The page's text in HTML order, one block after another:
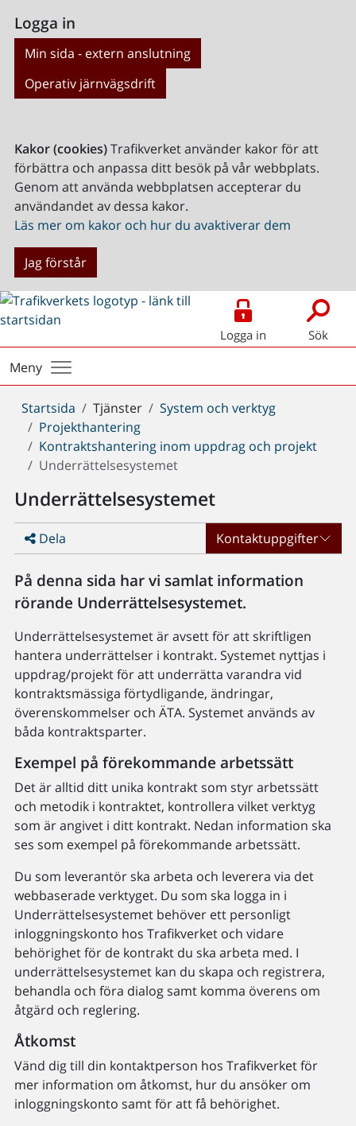
Logga in
Min sida - extern anslutning
Operativ järnvägsdrift
Kakor (cookies)Trafikverket använder kakor för att
förbättra och anpassa ditt besök på vår webbplats.
Genom att använda webbplatsen accepterar du
användandet av dessa kakor.
Läs mer om kakor och hur du avaktiverar dem
Jag förstår
Logga in Sök
Meny
Du
är
här:
Startsida Tjänster
System och verktyg
Projekthantering
Kontraktshantering inom uppdrag och projekt
Underrättelsesystemet
Underrättelsesystemet
Dela Kontaktuppgifter
På denna sida har vi samlat information
rörande Underrättelsesystemet.
Underrättelsesystemet är avsett för att skriftligen
hantera underrättelser i kontrakt. Systemet nyttjas i
uppdrag/projekt för att underrätta varandra vid
kontraktsmässiga förtydligande, ändringar,
överenskommelser och ÄTA. Systemet används av
båda kontraktsparter.
Exempel på förekommande arbetssätt
Det är alltid ditt unika kontrakt som styr arbetssätt
och metodik i kontraktet, kontrollera vilket verktyg
som är angivet i ditt kontrakt. Nedan information ska
ses som exempel på förekommande arbetssätt.
Du som leverantör ska arbeta och leverera via det
webbaserade verktyget. Du som ska logga in i
Underrättelsesystemet behöver ett personligt
inloggningskonto hos Trafikverket och vidare
behörighet för de kontrakt du ska arbeta med. I
underrättelsesystemet kan du skapa och registrera,
behandla och föra dialog samt komma överens om
åtgärd och reglering.
Åtkomst
Vänd dig till din kontaktperson hos Trafikverket för
mer information om åtkomst, hur du ansöker om
inloggningskonto samt för att få behörighet.